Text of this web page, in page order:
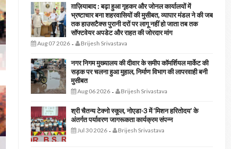
ग़ाज़ियाबाद : बढ़ा हुआ गृहकर और जोनल कार्यालयों में
भ्रष्टाचार बना शहरवासियों की मुसीबत, व्यापार मंडल ने की जब
तक हाउसटैक्स पुरानी दरों पर लागू नहीं हो जाता तब तक
सॉफ्टवेयर अपडेट और राहत की जोरदार मांग
Aug 07 2026- Brijesh Srivastava
नगर निगम मुख्यालय की दीवार के समीप कॉमर्शियल मार्केट की
सड़क पर चलना हुआ मुहाल, निर्माण विभाग की लापरवाही बनी
मुसीबत
Aug 06 2026- Brijesh Srivastava
श्री चैतन्य टेक्नो स्कूल, नोएडा-3 में ‘मिशन हरितोदय’ के
अंतर्गत पर्यावरण जागरूकता कार्यक्रम संपन्न
Jul 30 2026- Brijesh Srivastava